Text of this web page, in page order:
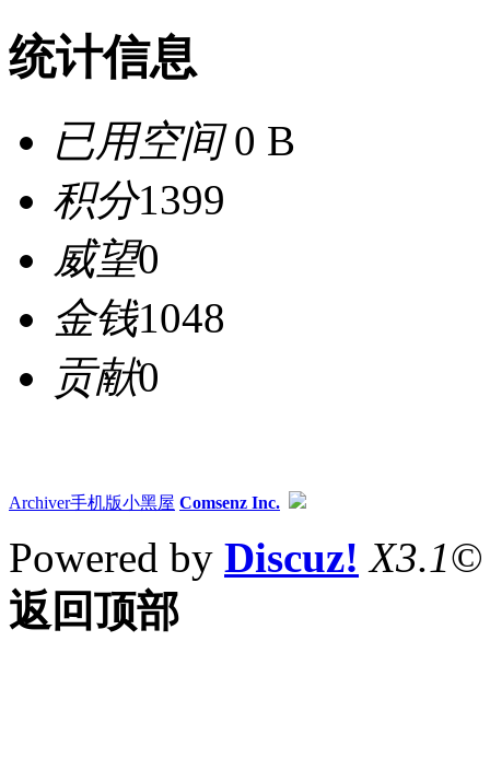
统计信息
已用空间0 B
积分1399
威望0
金钱1048
贡献0
Archiver手机版小黑屋 Comsenz Inc.
Powered by Discuz! X3.1©
返回顶部